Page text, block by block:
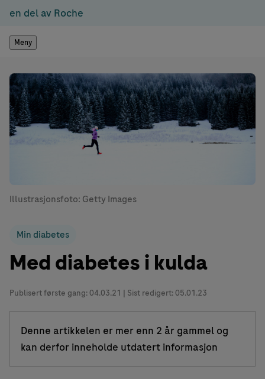
en del av Roche
Meny
Illustrasjonsfoto: Getty Images
Min diabetes
Med diabetes i kulda
Publisert første gang: 04.03.21 | Sist redigert: 05.01.23
Denne artikkelen er mer enn 2 år gammel og
kan derfor inneholde utdatert informasjon